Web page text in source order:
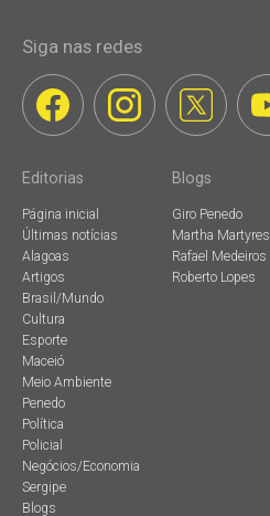
Siga nas redes
Editorias
Página inicial
Últimas notícias
Alagoas
Artigos
Brasil/Mundo
Cultura
Esporte
Maceió
Meio Ambiente
Penedo
Política
Policial
Negócios/Economia
Sergipe
Blogs
Blogs
Giro Penedo
Martha Martyres
Rafael Medeiros
Roberto Lopes